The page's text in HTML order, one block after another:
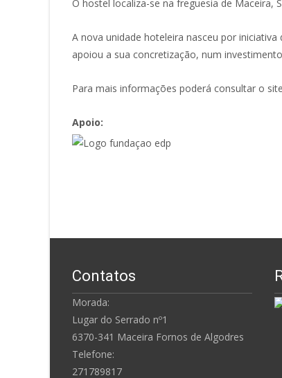
O hostel localiza-se na freguesia de Maceira,
A nova unidade hoteleira nasceu por
apoiou a sua concretização, num
Para mais informações poderá consultar o
Apoio:
Contatos
Morada:
Lugar do Serrado nº1
6370-341 Maceira Fornos de Algodres
Telefone:
271789817